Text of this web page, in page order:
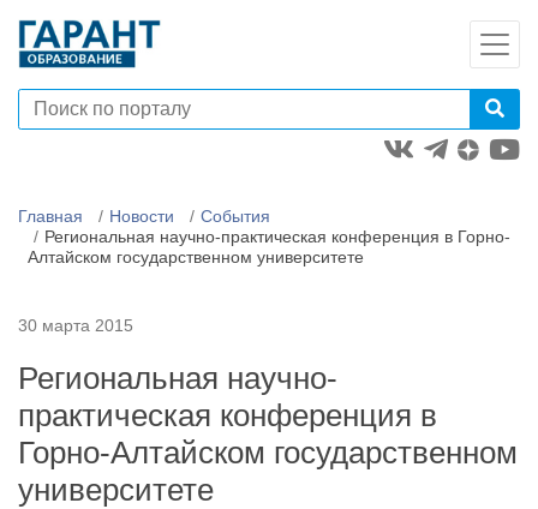
Главная Новости
События
Региональная научно-практическая конференция в Горно-
Алтайском государственном университете
30 марта 2015
Региональная научно-
практическая конференция в
Горно-Алтайском государственном
университете